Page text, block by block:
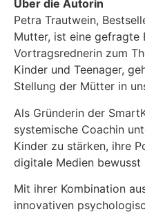
Über die Autorin
Petra Trautwein,
Mutter, ist eine gefragte
Vortragsrednerin zum
Kinder und Teenager,
Stellung der Mütter in
Als Gründerin der
systemische Coachin
Kinder zu stärken, ihre
digitale Medien bewusst
Mit ihrer Kombination
innovativen